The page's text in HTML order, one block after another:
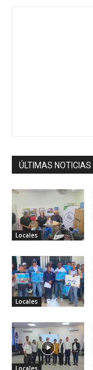
ÚLTIMAS NOTICIAS
Locales
Locales
Locales